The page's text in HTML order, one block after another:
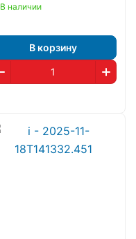
В наличии
В корзину